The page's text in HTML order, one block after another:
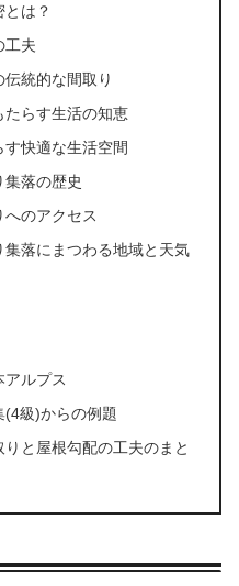
は？
工夫
統的な間取り
たらす生活の知恵
快適な生活空間
落の歴史
のアクセス
落にまつわる地域と天気
ルプス
(4級)からの例題
と屋根勾配の工夫のまと